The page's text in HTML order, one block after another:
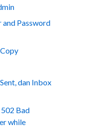
Password
dan Inbox
Bad
while